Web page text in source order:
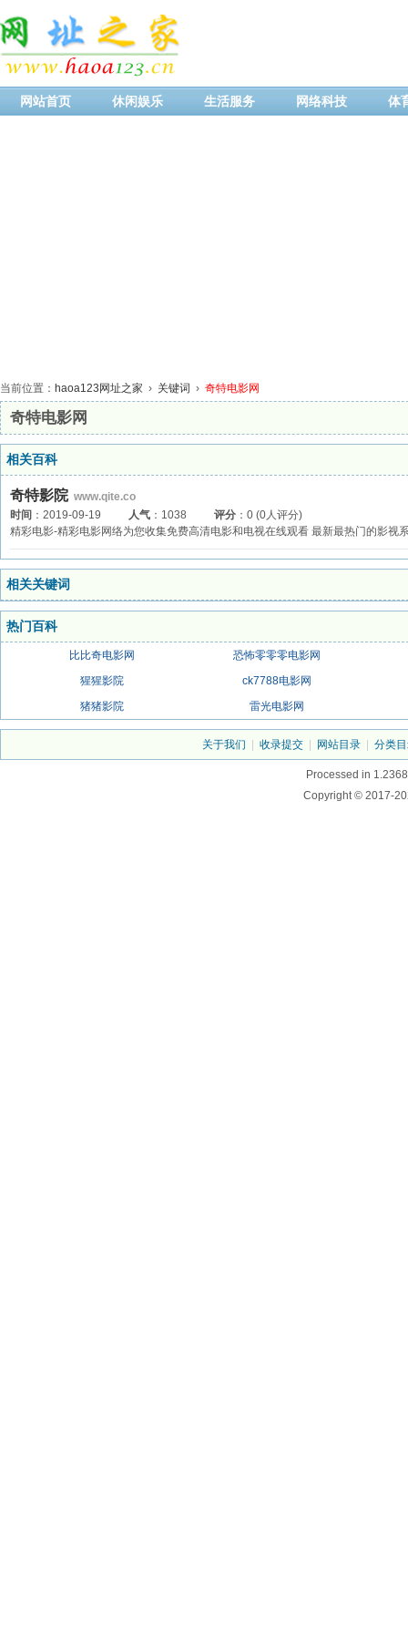
网站首页 休闲娱乐 生活服务 网络科技 体
当前位置： haoa123网址之家 › 关键词 › 奇特电影网
奇特电影网
相关百科
奇特影院 www.qite.co
时间 ：2019-09-19 人气 ：1038 评分 ：0 (0人评分)
精彩电影-精彩电影网络为您收集免费高清电影和电视在线观看 最新最热门的影视
相关关键词
热门百科
比比奇电影网
恐怖零零零电影网
猩猩影院
ck7788电影网
猪猪影院
雷光电影网
关于我们 收录提交 网站目录 分类
Processed in
Copyright © 2017-